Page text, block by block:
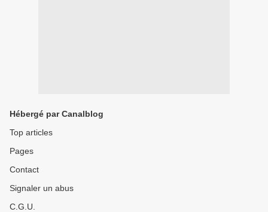
Hébergé par Canalblog
Top articles
Pages
Contact
Signaler un abus
C.G.U.